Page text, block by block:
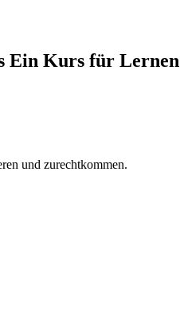
Kurs für
und zurechtkommen.